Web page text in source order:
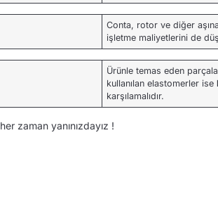
Conta, rotor ve diğer
işletme maliyetlerini de
Ürünle temas eden
kullanılan elastomerler ise
karşılamalıdır.
zaman yanınızdayız !